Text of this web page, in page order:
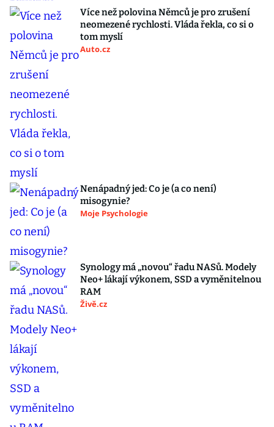
Více než polovina Němců je pro zrušení
neomezené rychlosti. Vláda řekla, co si o
tom myslí
Auto.cz
Nenápadný jed: Co je (a co není)
misogynie?
Moje Psychologie
Synology má „novou“ řadu NASů. Modely
Neo+ lákají výkonem, SSD a vyměnitelnou
RAM
Živě.cz